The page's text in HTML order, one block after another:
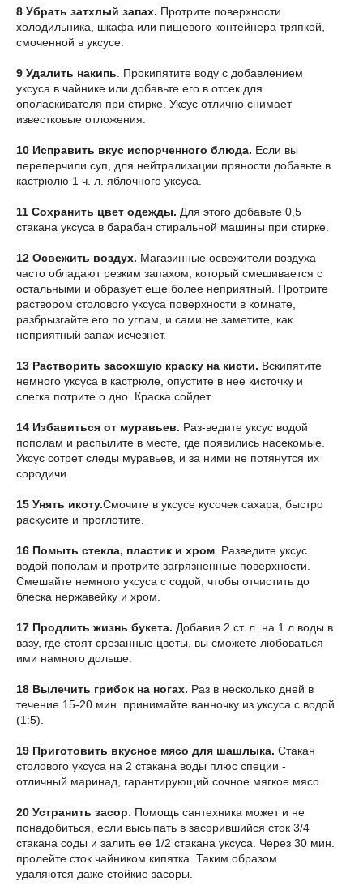
8 Убрать затхлый запах. Протрите поверхности
холодильника, шкафа или пищевого контейнера тряпкой,
смоченной в уксусе.
9 Удалить накипь . Прокипятите воду с добавлением
уксуса в чайнике или добавьте его в отсек для
ополаскивателя при стирке. Уксус отлично снимает
известковые отложения.
10 Исправить вкус испорченного блюда. Если вы
переперчили суп, для нейтрализации пряности добавьте в
кастрюлю 1 ч. л. яблочного уксуса.
11 Сохранить цвет одежды. Для этого добавьте 0,5
стакана уксуса в барабан стиральной машины при стирке.
12 Освежить воздух. Магазинные освежители воздуха
часто обладают резким запахом, который смешивается с
остальными и образует еще более неприятный. Протрите
раствором столового уксуса поверхности в комнате,
разбрызгайте его по углам, и сами не заметите, как
неприятный запах исчезнет.
13 Растворить засохшую краску на кисти. Вскипятите
немного уксуса в кастрюле, опустите в нее кисточку и
слегка потрите о дно. Краска сойдет.
14 Избавиться от муравьев. Раз-ведите уксус водой
пополам и распылите в месте, где появились насекомые.
Уксус сотрет следы муравьев, и за ними не потянутся их
сородичи.
15 Унять икоту.Смочите в уксусе кусочек сахара, быстро
раскусите и проглотите.
16 Помыть стекла, пластик и хром . Разведите уксус
водой пополам и протрите загрязненные поверхности.
Смешайте немного уксуса с содой, чтобы отчистить до
блеска нержавейку и хром.
17 Продлить жизнь букета. Добавив 2 ст. л. на 1 л воды в
вазу, где стоят срезанные цветы, вы сможете любоваться
ими намного дольше.
18 Вылечить грибок на ногах. Раз в несколько дней в
течение 15-20 мин. принимайте ванночку из уксуса с водой
(1:5).
19 Приготовить вкусное мясо для шашлыка. Стакан
столового уксуса на 2 стакана воды плюс специи -
отличный маринад, гарантирующий сочное мягкое мясо.
20 Устранить засор . Помощь сантехника может и не
понадобиться, если высыпать в засорившийся сток 3/4
стакана соды и залить ее 1/2 стакана уксуса. Через 30 мин.
пролейте сток чайником кипятка. Таким образом
удаляются даже стойкие засоры.